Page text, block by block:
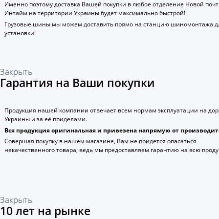
Именно поэтому доставка Вашей покупки в любое отделение Новой
Интайм на территории Украины будет максимально быстрой!
Грузовые шины мы можем доставить прямо на станцию шиномонтажа
установки!
Закрыть
Гарантия на Ваши покупки
Продукция нашей компании отвечает всем нормам эксплуатации на
Украины и за её приделами.
Вся продукция оригинальная и привезена напрямую от
Совершая покупку в нашем магазине, Вам не придется опасаться
некачественного товара, ведь мы предоставляем гарантию на всю
Закрыть
10 лет на рынке